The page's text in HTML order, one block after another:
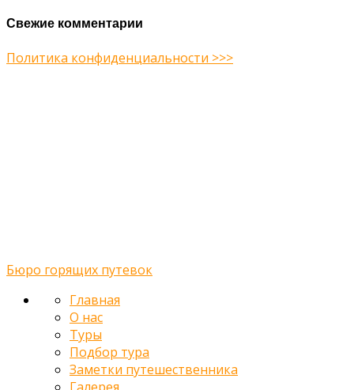
Свежие комментарии
Политика конфиденциальности >>>
Бюро горящих путевок
Главная
О нас
Туры
Подбор тура
Заметки путешественника
Галерея